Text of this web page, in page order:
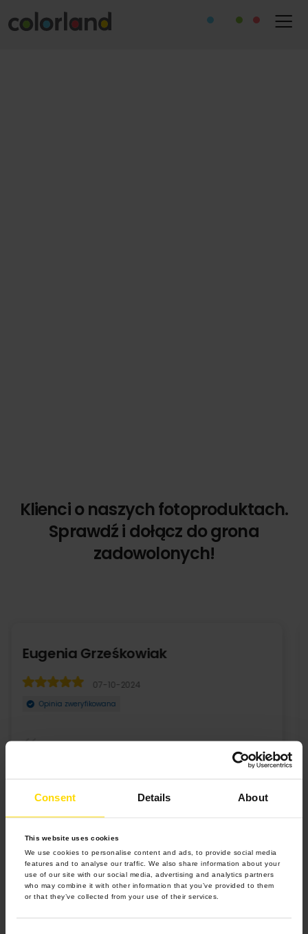
Consent Details About
This website uses cookies
We use cookies to personalise content and ads, to provide social media
features and to analyse our traffic. We also share information about your
use of our site with our social media, advertising and analytics partners
who may combine it with other information that you’ve provided to them
or that they’ve collected from your use of their services.
Klienci o naszych fotoproduktach.
Sprawdź i dołącz do grona
zadowolonych!
Zdzisława Użak
26-09-2023
Opinia zweryfikowana
Jeśli dobrze pamiętam to mam już około 15 foto książek o
Rozwiń
4.9 z 5.0